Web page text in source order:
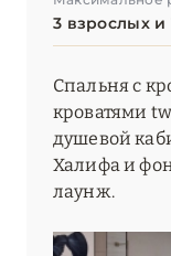
3 взрослых и
Спальня с
кроватями
душевой
Халифа и
лаунж.